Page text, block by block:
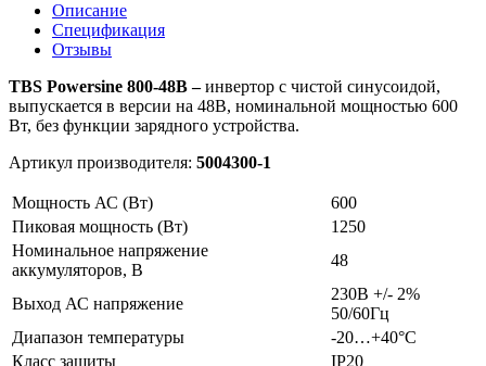
Описание
Спецификация
Отзывы
TBS Powersine 800-48В –инвертор с чистой синусоидой,
выпускается в версии на 48В, номинальной мощностью 600
Вт, без функции зарядного устройства.
Артикул производителя: 5004300-1
Мощность АС (Вт)
600
Пиковая мощность (Вт)
1250
Номинальное напряжение
аккумуляторов, В
48
Выход АС напряжение
230В +/- 2%
50/60Гц
Диапазон температуры
-20…+40°C
Класс защиты
IP20